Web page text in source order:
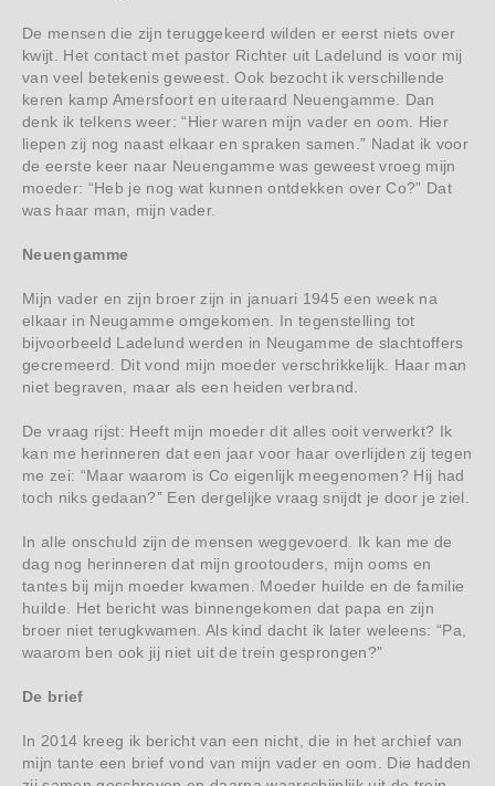
De mensen die zijn teruggekeerd wilden er eerst niets over
kwijt. Het contact met pastor Richter uit Ladelund is voor mij
van veel betekenis geweest. Ook bezocht ik verschillende
keren kamp Amersfoort en uiteraard Neuengamme. Dan
denk ik telkens weer: “Hier waren mijn vader en oom. Hier
liepen zij nog naast elkaar en spraken samen.” Nadat ik voor
de eerste keer naar Neuengamme was geweest vroeg mijn
moeder: “Heb je nog wat kunnen ontdekken over Co?” Dat
was haar man, mijn vader.
Neuengamme
Mijn vader en zijn broer zijn in januari 1945 een week na
elkaar in Neugamme omgekomen. In tegenstelling tot
bijvoorbeeld Ladelund werden in Neugamme de slachtoffers
gecremeerd. Dit vond mijn moeder verschrikkelijk. Haar man
niet begraven, maar als een heiden verbrand.
De vraag rijst: Heeft mijn moeder dit alles ooit verwerkt? Ik
kan me herinneren dat een jaar voor haar overlijden zij tegen
me zei: “Maar waarom is Co eigenlijk meegenomen? Hij had
toch niks gedaan?” Een dergelijke vraag snijdt je door je ziel.
In alle onschuld zijn de mensen weggevoerd. Ik kan me de
dag nog herinneren dat mijn grootouders, mijn ooms en
tantes bij mijn moeder kwamen. Moeder huilde en de familie
huilde. Het bericht was binnengekomen dat papa en zijn
broer niet terugkwamen. Als kind dacht ik later weleens: “Pa,
waarom ben ook jij niet uit de trein gesprongen?”
De brief
In 2014 kreeg ik bericht van een nicht, die in het archief van
mijn tante een brief vond van mijn vader en oom. Die hadden